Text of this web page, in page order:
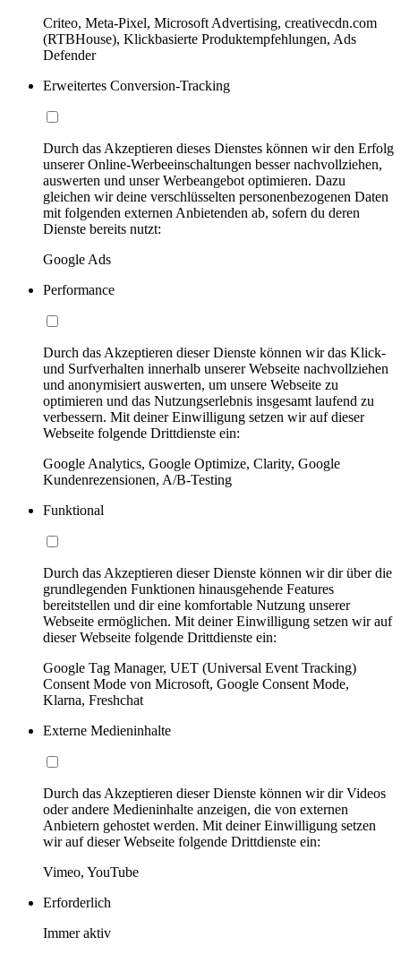
Criteo, Meta-Pixel, Microsoft Advertising, creativecdn.com
(RTBHouse), Klickbasierte Produktempfehlungen, Ads
Defender
Erweitertes Conversion-Tracking
Durch das Akzeptieren dieses Dienstes können wir den Erfolg
unserer Online-Werbeeinschaltungen besser nachvollziehen,
auswerten und unser Werbeangebot optimieren. Dazu
gleichen wir deine verschlüsselten personenbezogenen Daten
mit folgenden externen Anbietenden ab, sofern du deren
Dienste bereits nutzt:
Google Ads
Performance
Durch das Akzeptieren dieser Dienste können wir das Klick-
und Surfverhalten innerhalb unserer Webseite nachvollziehen
und anonymisiert auswerten, um unsere Webseite zu
optimieren und das Nutzungserlebnis insgesamt laufend zu
verbessern. Mit deiner Einwilligung setzen wir auf dieser
Webseite folgende Drittdienste ein:
Google Analytics, Google Optimize, Clarity, Google
Kundenrezensionen, A/B-Testing
Funktional
Durch das Akzeptieren dieser Dienste können wir dir über die
grundlegenden Funktionen hinausgehende Features
bereitstellen und dir eine komfortable Nutzung unserer
Webseite ermöglichen. Mit deiner Einwilligung setzen wir auf
dieser Webseite folgende Drittdienste ein:
Google Tag Manager, UET (Universal Event Tracking)
Consent Mode von Microsoft, Google Consent Mode,
Klarna, Freshchat
Externe Medieninhalte
Durch das Akzeptieren dieser Dienste können wir dir Videos
oder andere Medieninhalte anzeigen, die von externen
Anbietern gehostet werden. Mit deiner Einwilligung setzen
wir auf dieser Webseite folgende Drittdienste ein:
Vimeo, YouTube
Erforderlich
Immer aktiv